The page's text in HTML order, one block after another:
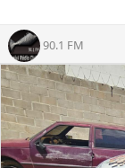
90.1 FM